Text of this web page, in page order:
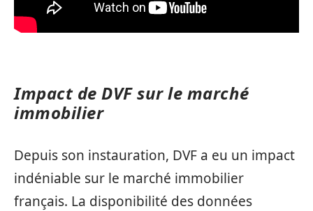
Impact de DVF sur le marché
immobilier
Depuis son instauration, DVF a eu un impact
indéniable sur le marché immobilier
français. La disponibilité des données